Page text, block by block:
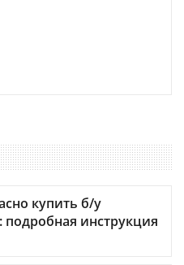
купить б/у
подробная инструкция